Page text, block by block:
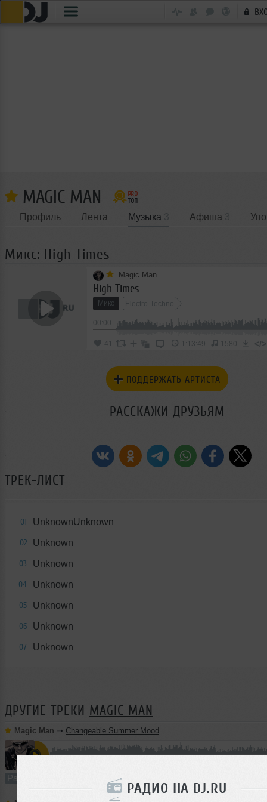
РАДИО НА DJ.RU
MAGIC MAN
Профиль Лента Музыка Афиша
Микс: High Times
Magic Man
High Times
Микс Electro-Techno
1:13:49 1580 </>
ПОДДЕРЖАТЬ АРТИСТА
РАССКАЖИ ДРУЗЬЯМ
ТРЕК-ЛИСТ
01 UnknownUnknown
02 Unknown
03 Unknown
04 Unknown
05 Unknown
06 Unknown
07 Unknown
ДРУГИЕ ТРЕКИ MAGIC MAN
Magic Man ➝ Changeable Summer Mood
Радио-шоу В плейлист